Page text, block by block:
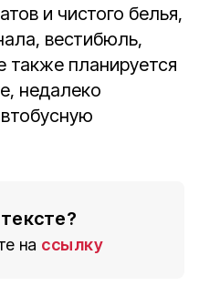
и чистого белья,
вестибюль,
также планируется
недалеко
на ссылку